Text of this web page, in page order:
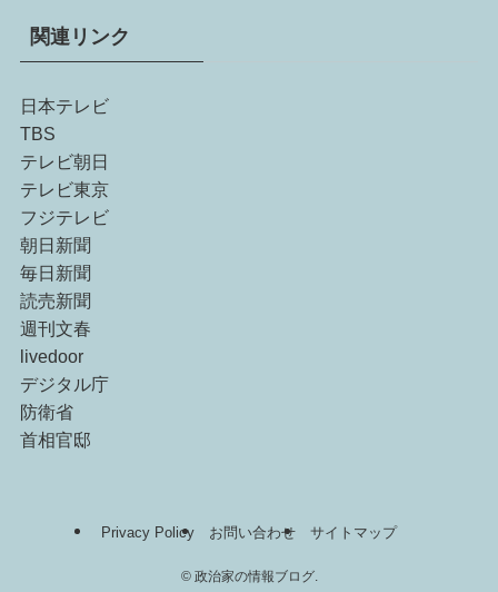
関連リンク
日本テレビ
TBS
テレビ朝日
テレビ東京
フジテレビ
朝日新聞
毎日新聞
読売新聞
週刊文春
livedoor
デジタル庁
防衛省
首相官邸
Privacy Policy お問い合わせ サイトマップ
©政治家の情報ブログ.